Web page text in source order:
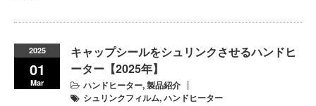
2025
01
Mar
キャップシールをシュリンクさせるハンドヒ
ーター【2025年】
ハンドヒーター,製品紹介
シュリンクフィルム,ハンドヒーター